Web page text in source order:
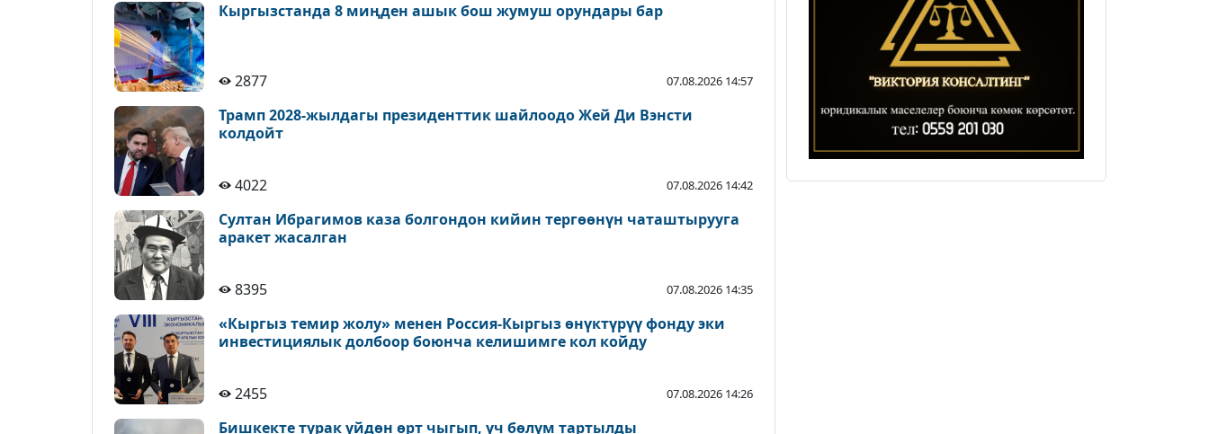
Кыргызстанда 8 миңден ашык бош жумуш орундары бар
2877 07.08.2026 14:57
Трамп 2028-жылдагы президенттик шайлоодо Жей Ди Вэнсти
колдойт
4022 07.08.2026 14:42
Султан Ибрагимов каза болгондон кийин тергөөнүн чаташтырууга
аракет жасалган
8395 07.08.2026 14:35
«Кыргыз темир жолу» менен Россия-Кыргыз өнүктүрүү фонду эки
инвестициялык долбоор боюнча келишимге кол койду
2455 07.08.2026 14:26
Бишкекте турак үйдөн өрт чыгып, үч бөлүм тартылды